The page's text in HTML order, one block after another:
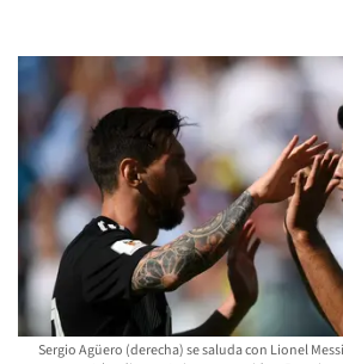
Sergio Agüero (derecha) se saluda con Lionel